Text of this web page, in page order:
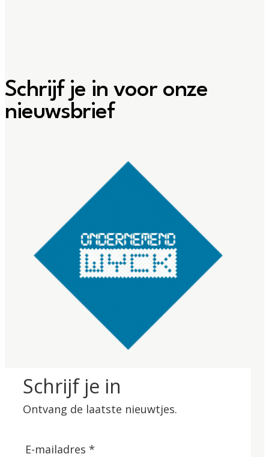
Schrijf je in voor onze
nieuwsbrief
Schrijf je in
Ontvang de laatste nieuwtjes.
E-mailadres *